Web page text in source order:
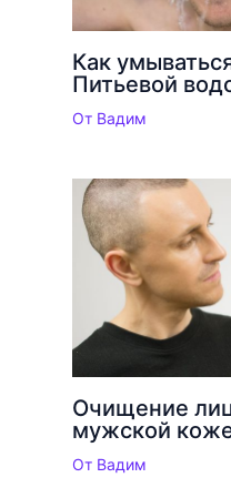
Как
Питьевой
От Вадим
Очищение
мужской
От Вадим